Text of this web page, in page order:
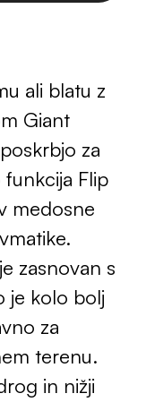
ali blatu z
Giant
za
Flip
medosne
zasnovan s
je kolo bolj
za
terenu.
in nižji